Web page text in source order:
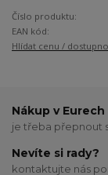
Číslo produktu:
EAN kód:
Hlídat cenu /
Nákup v Eurech
je třeba přepnout
Nevíte si rady?
kontaktujte nás